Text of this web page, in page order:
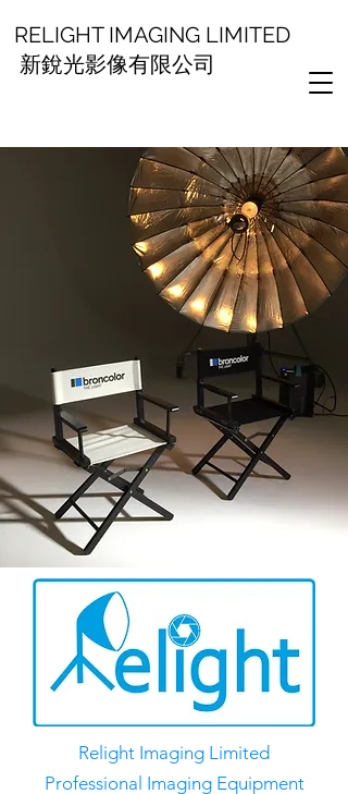
RELIGHT IMAGING LIMITED
新銳光影像有限公司
Relight Imaging Limited
Professional Imaging Equipment